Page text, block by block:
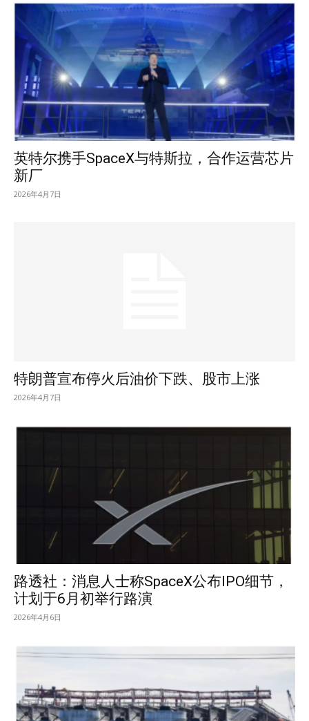
英特尔携手SpaceX与特斯拉，合作运营芯片
新厂
2026年4月7日
特朗普宣布停火后油价下跌、股市上涨
2026年4月7日
路透社：消息人士称SpaceX公布IPO细节，
计划于6月初举行路演
2026年4月6日